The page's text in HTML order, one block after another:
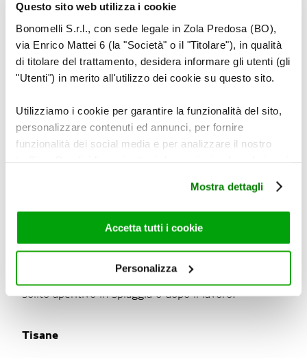
Questo sito web utilizza i cookie
Bonomelli S.r.l., con sede legale in Zola Predosa (BO),
via Enrico Mattei 6 (la "Società" o il "Titolare"), in qualità
di titolare del trattamento, desidera informare gli utenti (gli
"Utenti") in merito all'utilizzo dei cookie su questo sito.
Utilizziamo i cookie per garantire la funzionalità del sito,
personalizzare contenuti ed annunci, per fornire
funzionalità dei social media e per analizzare il nostro
di analisi dei dati web, pubblicità e social media, i quali
potrebbero combinarle con altre informazioni che ha
fornito loro o che hanno raccolto dal suo utilizzo dei loro
servizi. Per maggiori informazioni circa l’utilizzo dei
chiudere il banner, non verranno installati cookie sul tuo
Mostra dettagli
Accetta tutti i cookie
Personalizza
durante la mattinata, quando il sole non è ancora
troppo alto, ma la temperatura è già considerevole.
dall’assordante frinire delle cicale è l’infuso
Bonomelli Papaya e Arancia
. Esotico e profumato,
Lampone e Ribes rosso. Quando la luce si attenua
ma il caldo persiste, questo infuso servito freddo
con ghiaccio può essere un’idea diversa rispetto al
solito aperitivo in spiaggia o dopo il lavoro.
Tisane